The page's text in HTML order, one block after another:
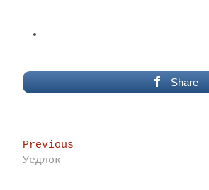
Share
Post
navigation
Previous
Уедлок